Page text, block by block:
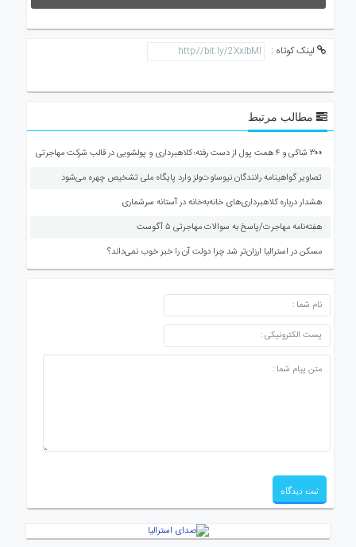
لینک کوتاه :
مطالب مرتبط
۳۰۰ شاکی و ۴ همت پول از دست رفته؛ کلاهبرداری و پولشویی در قالب شرکت مهاجرتی
تصاویر گواهینامه رانندگان نیوساوت‌ولز وارد پایگاه ملی تشخیص چهره می‌شود
هشدار درباره کلاهبرداری‌های خانه‌به‌خانه در آستانه سرشماری
هفته‌نامه مهاجرت/پاسخ به سوالات مهاجرتی ۵ آگوست
مسکن در استرالیا ارزان‌تر شد چرا دولت آن را خبر خوب نمی‌داند؟
ارسال دیدگاه